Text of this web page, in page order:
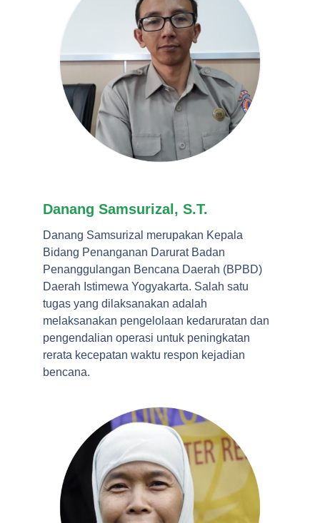
Danang Samsurizal, S.T.
Danang Samsurizal merupakan Kepala
Bidang Penanganan Darurat Badan
Penanggulangan Bencana Daerah (BPBD)
Daerah Istimewa Yogyakarta. Salah satu
tugas yang dilaksanakan adalah
melaksanakan pengelolaan kedaruratan dan
pengendalian operasi untuk peningkatan
rerata kecepatan waktu respon kejadian
bencana.